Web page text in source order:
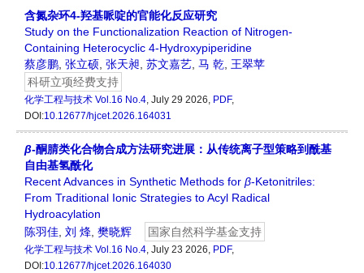
含氮杂环4-羟基哌啶的官能化反应研究
Study on the Functionalization Reaction of Nitrogen-
Containing Heterocyclic 4-Hydroxypiperidine
蔡彦鹏, 张立硕, 张天昶, 苏文嘉艺, 马 乾, 王翠苹
科研立项经费支持
化学工程与技术 Vol.16 No.4, July 29 2026, PDF,
DOI:10.12677/hjcet.2026.164031
β-酮腈类化合物合成方法研究进展：从传统离子型策略到酰基
自由基氢酰化
Recent Advances in Synthetic Methods for β-Ketonitriles:
From Traditional Ionic Strategies to Acyl Radical
Hydroacylation
陈羽佳, 刘 烽, 樊晓辉 国家自然科学基金支持
化学工程与技术 Vol.16 No.4, July 23 2026, PDF,
DOI:10.12677/hjcet.2026.164030